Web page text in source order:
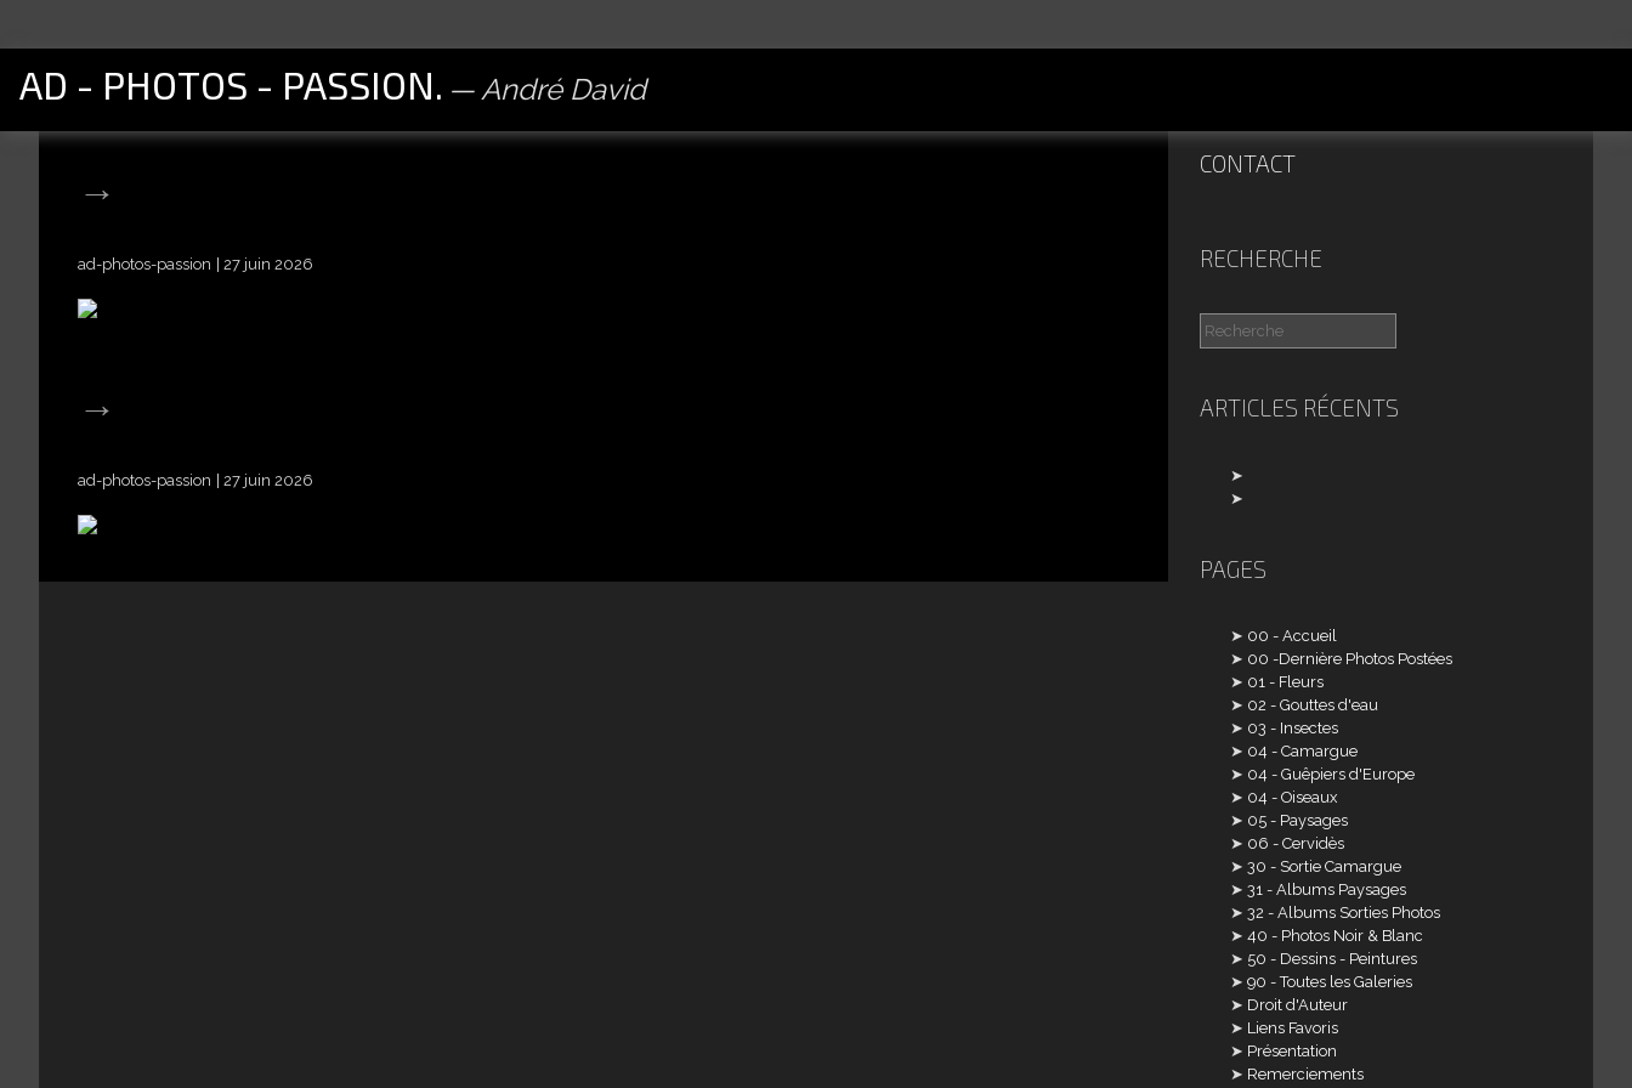
AD - PHOTOS - PASSION. André David
ad-photos-passion 27 juin 2026
ad-photos-passion 27 juin 2026
CONTACT
RECHERCHE
ARTICLES RÉCENTS
PAGES
00 - Accueil
00 -Dernière Photos Postées
01 - Fleurs
02 - Gouttes d'eau
03 - Insectes
04 - Camargue
04 - Guêpiers d'Europe
04 - Oiseaux
05 - Paysages
06 - Cervidès
30 - Sortie Camargue
31 - Albums Paysages
32 - Albums Sorties Photos
40 - Photos Noir & Blanc
50 - Dessins - Peintures
90 - Toutes les Galeries
Droit d'Auteur
Liens Favoris
Présentation
Remerciements